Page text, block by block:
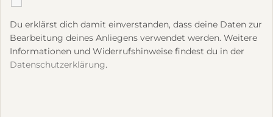
Du erklärst dich damit einverstanden, dass deine Daten zur
Bearbeitung deines Anliegens verwendet werden. Weitere
Informationen und Widerrufshinweise findest du in der
Datenschutzerklärung.